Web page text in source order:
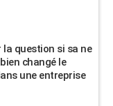
question si sa ne
changé le
une entreprise